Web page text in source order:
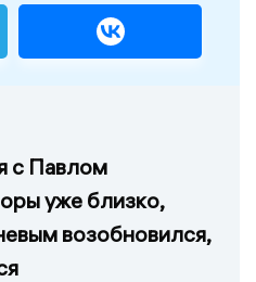
с Павлом
уже близко,
возобновился,